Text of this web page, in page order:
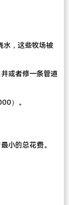
水，这些牧场被
或者修一条管道
）。
小的总花费。